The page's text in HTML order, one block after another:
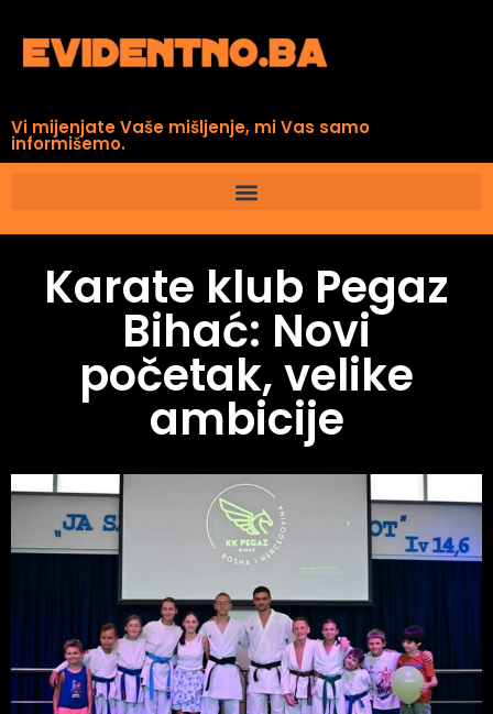
Vi mijenjate Vaše mišljenje, mi Vas samo
informišemo.
Karate klub Pegaz
Bihać: Novi
početak, velike
ambicije